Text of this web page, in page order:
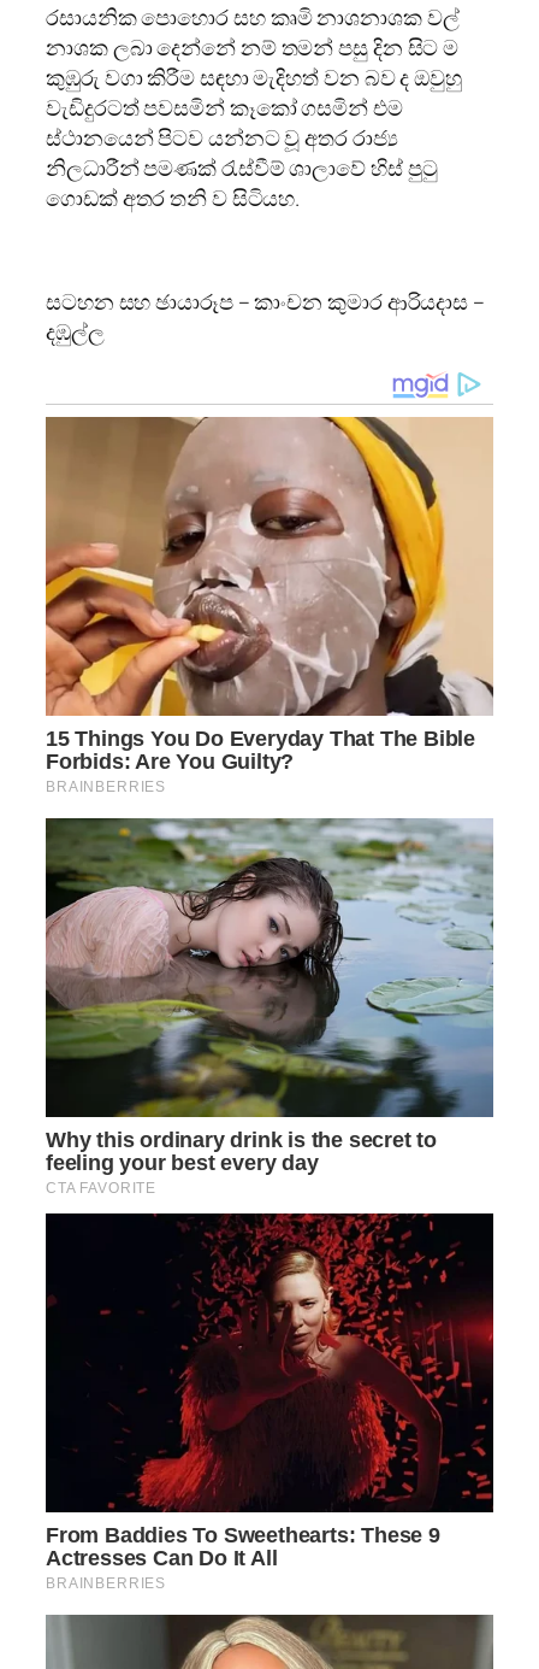
රසායනික පොහොර සහ කෘමි නාශනාශක වල්
නාශක ලබා දෙන්නේ නම් තමන් පසු දින සිට ම
කුඹුරු වගා කිරීම සඳහා මැදිහත් වන බව ද ඔවුහු
වැඩිදුරටත් පවසමින් කෑකෝ ගසමින් එම
ස්ථානයෙන් පිටව යන්නට වූ අතර රාජ්‍ය
නිලධාරීන් පමණක් රැස්වීම් ශාලාවේ හිස් පුටු
ගොඩක් අතර තනි ව සිටියහ.
සටහන සහ ඡායාරූප – කාංචන කුමාර ආරියදාස –
දඹුල්ල